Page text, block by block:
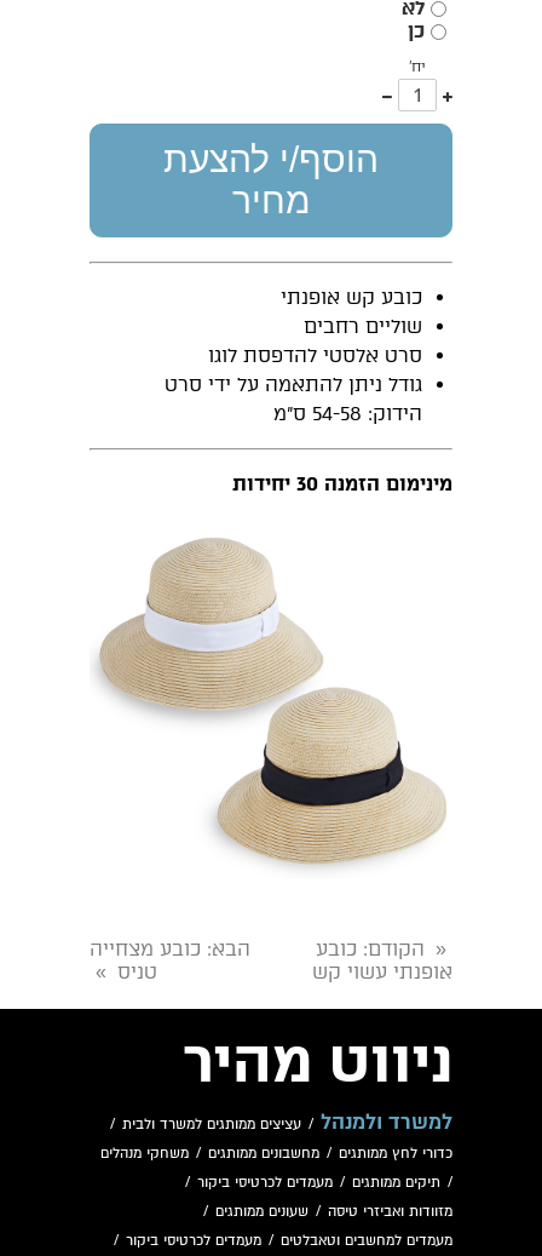
לא
כן
יח'
עוד
אחד
הוסף/י להצעת
מחיר
כובע קש אופנתי
שוליים רחבים
סרט אלסטי להדפסת לוגו
גודל ניתן להתאמה על ידי סרט
הידוק: 54-58 ס"מ
מינימום הזמנה 30 יחידות
« הקודם: כובע
אופנתי עשוי קש
הבא: כובע מצחייה
טניס »
ניווט מהיר
למשרד ולמנהל / עציצים ממותגים למשרד ולבית /
כדורי לחץ ממותגים / מחשבונים ממותגים / משחקי מנהלים
/ תיקים ממותגים / מעמדים לכרטיסי ביקור /
מזוודות ואביזרי טיסה / שעונים ממותגים /
מעמדים למחשבים וטאבלטים / מעמדים לכרטיסי ביקור /